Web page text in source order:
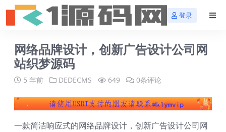
登录
网络品牌设计，创新广告设计公司网
站织梦源码
5 年前 DEDECMS 649 0条评论
一款简洁响应式的网络品牌设计，创新广告设计公司网